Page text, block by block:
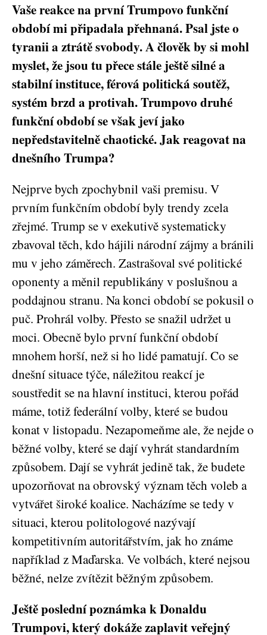
Vaše reakce na první Trumpovo funkční
období mi připadala přehnaná. Psal jste o
tyranii a ztrátě svobody. A člověk by si mohl
myslet, že jsou tu přece stále ještě silné a
stabilní instituce, férová politická soutěž,
systém brzd a protivah. Trumpovo druhé
funkční období se však jeví jako
nepředstavitelně chaotické. Jak reagovat na
dnešního Trumpa?
Nejprve bych zpochybnil vaši premisu. V
prvním funkčním období byly trendy zcela
zřejmé. Trump se v exekutivě systematicky
zbavoval těch, kdo hájili národní zájmy a bránili
mu v jeho záměrech. Zastrašoval své politické
oponenty a měnil republikány v poslušnou a
poddajnou stranu. Na konci období se pokusil o
puč. Prohrál volby. Přesto se snažil udržet u
moci. Obecně bylo první funkční období
mnohem horší, než si ho lidé pamatují. Co se
dnešní situace týče, náležitou reakcí je
soustředit se na hlavní instituci, kterou pořád
máme, totiž federální volby, které se budou
konat v listopadu. Nezapomeňme ale, že nejde o
běžné volby, které se dají vyhrát standardním
způsobem. Dají se vyhrát jedině tak, že budete
upozorňovat na obrovský význam těch voleb a
vytvářet široké koalice. Nacházíme se tedy v
situaci, kterou politologové nazývají
kompetitivním autoritářstvím, jak ho známe
například z Maďarska. Ve volbách, které nejsou
běžné, nelze zvítězit běžným způsobem.
Ještě poslední poznámka k Donaldu
Trumpovi, který dokáže zaplavit veřejný